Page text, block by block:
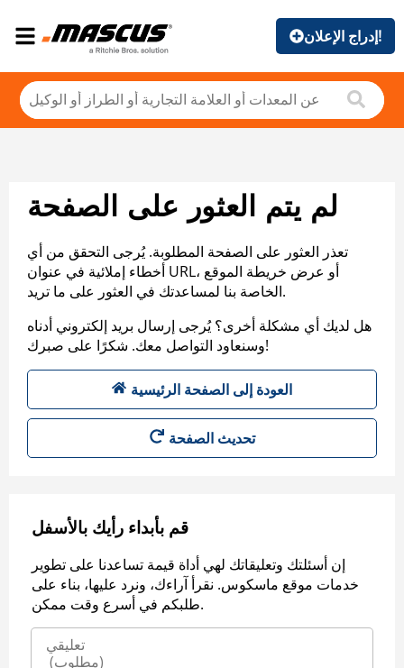
إدراج الإعلان!
لم يتم العثور على الصفحة
تعذر العثور على الصفحة المطلوبة. يُرجى التحقق من أي
أخطاء إملائية في عنوان URL، أو عرض خريطة الموقع
الخاصة بنا لمساعدتك في العثور على ما تريد.
هل لديك أي مشكلة أخرى؟ يُرجى إرسال بريد إلكتروني أدناه
وسنعاود التواصل معك. شكرًا على صبرك!
العودة إلى الصفحة الرئيسية
تحديث الصفحة
قم بأبداء رأيك بالأسفل
إن أسئلتك وتعليقاتك لهي أداة قيمة تساعدنا على تطوير
خدمات موقع ماسكوس. نقرأ آراءك، ونرد عليها، بناء على
طلبكم في أسرع وقت ممكن.